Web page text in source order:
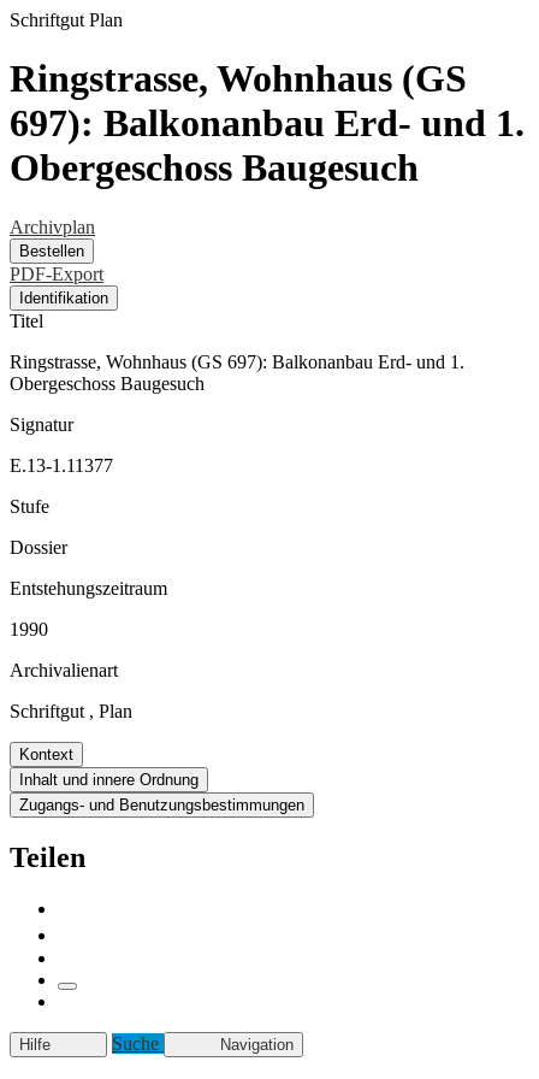
Schriftgut Plan
Ringstrasse, Wohnhaus (GS
697): Balkonanbau Erd- und 1.
Obergeschoss Baugesuch
Archivplan
Bestellen
PDF-Export
Identifikation
Titel
Ringstrasse, Wohnhaus (GS 697): Balkonanbau Erd- und 1.
Obergeschoss Baugesuch
Signatur
E.13-1.11377
Stufe
Dossier
Entstehungszeitraum
1990
Archivalienart
Schriftgut , Plan
Kontext
Inhalt und innere Ordnung
Zugangs- und Benutzungsbestimmungen
Teilen
Hilfe Suche Navigation